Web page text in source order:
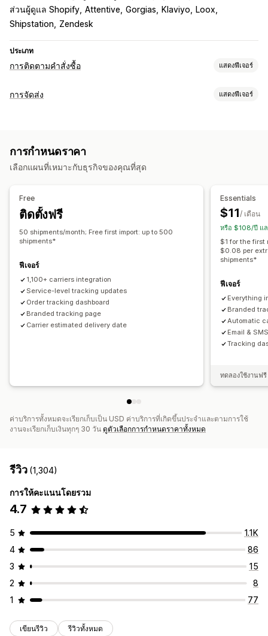
ส่วนผู้ดูแล Shopify Attentive Gorgias Klaviyo
Loox
Shipstation
Zendesk
ประเภท
การติดตามคำสั่งซื้อ แสดงฟีเจอร์
การติดตาม
การแจ้งเตือน
การแจ้งเตือนพนักงาน
การจัดส่ง แสดงฟีเจอร์
การเลือกผู้ขนส่ง
การแจ้งเตือนทางอีเมล
การวิเคราะห์การจัดส่ง
การกำหนดราคา
เลือกแผนที่เหมาะกับธุรกิจของคุณที่สุด
Free
ติดตั้งฟรี
50 shipments/month; Free first import: up to 500
shipments*
ฟีเจอร์
1,100+ carriers integration
Service-level tracking updates
Order tracking dashboard
Branded tracking page
Carrier estimated delivery date
Essentials
$11/ เดือน
หรือ $108/ปี แ
$1 for the first
$0.08 per
shipments*
ฟีเจอร์
Everything
Branded
Automatic
Email &
Tracking
ทดลองใช้งานฟ
ค่าบริการทั้งหมดจะเรียกเก็บเป็น USD ค่าบริการที่เกิดขึ้นประจำและตามการใช้
งานจะเรียกเก็บเงินทุกๆ 30 วัน ดูตัวเลือกการกำหนดราคาทั้งหมด
รีวิว (1,304)
การให้คะแนนโดยรวม
4.7
5
1.1K
4
86
3
15
2
8
1
77
เขียนรีวิว รีวิวทั้งหมด